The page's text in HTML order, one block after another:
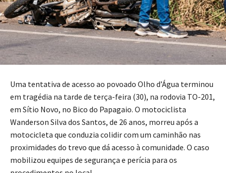
Uma tentativa de acesso ao povoado Olho d’Água terminou
em tragédia na tarde de terça-feira (30), na rodovia TO-201,
em Sítio Novo, no Bico do Papagaio. O motociclista
Wanderson Silva dos Santos, de 26 anos, morreu após a
motocicleta que conduzia colidir com um caminhão nas
proximidades do trevo que dá acesso à comunidade. O caso
mobilizou equipes de segurança e perícia para os